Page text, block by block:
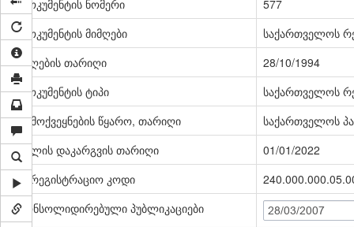
დოკუმენტის ნომერი
577
დოკუმენტის მიმღები
საქართველოს
მიღების თარიღი
28/10/1994
დოკუმენტის ტიპი
საქართველოს
გამოქვეყნების წყარო, თარიღი
საქართველოს
ძალის დაკარგვის თარიღი
01/01/2022
სარეგისტრაციო კოდი
კონსოლიდირებული პუბლიკაციები
28/03/2007